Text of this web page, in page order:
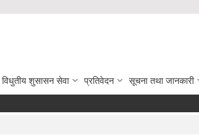
विधुतीय शुसासन सेवा प्रतिवेदन सूचना तथा जानकारी